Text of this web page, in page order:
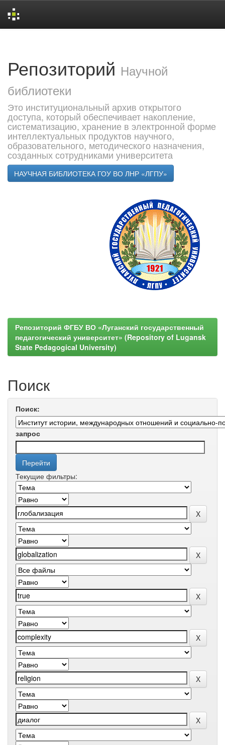
Репозиторий Научной
библиотеки
Это институциональный архив открытого
доступа, который обеспечивает накопление,
систематизацию, хранение в электронной форме
интеллектуальных продуктов научного,
образовательного, методического назначения,
созданных сотрудниками университета
НАУЧНАЯ БИБЛИОТЕКА ГОУ ВО ЛНР «ЛГПУ»
Репозиторий ФГБУ ВО «Луганский государственный
педагогический университет» (Repository of Lugansk
State Pedagogical University)
Поиск
Поиск:
запрос
Текущие фильтры: